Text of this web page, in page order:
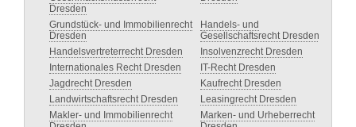
Dresden
Grundstück- und Immobilienrecht
Dresden
Handels- und
Gesellschaftsrecht Dresden
Handelsvertreterrecht Dresden
Insolvenzrecht Dresden
Internationales Recht Dresden
IT-Recht Dresden
Jagdrecht Dresden
Kaufrecht Dresden
Landwirtschaftsrecht Dresden
Leasingrecht Dresden
Makler- und Immobilienrecht
Marken- und Urheberrecht